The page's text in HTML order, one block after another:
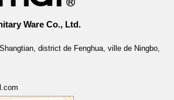
Ware Co., Ltd.
district de Fenghua, ville de Ningbo,